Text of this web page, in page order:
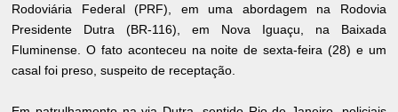
Rodoviária Federal (PRF), em uma abordagem na Rodovia
Presidente Dutra (BR-116), em Nova Iguaçu, na Baixada
Fluminense. O fato aconteceu na noite de sexta-feira (28) e um
casal foi preso, suspeito de receptação.